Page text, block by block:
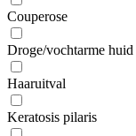
Couperose
Droge/vochtarme huid
Haaruitval
Keratosis pilaris